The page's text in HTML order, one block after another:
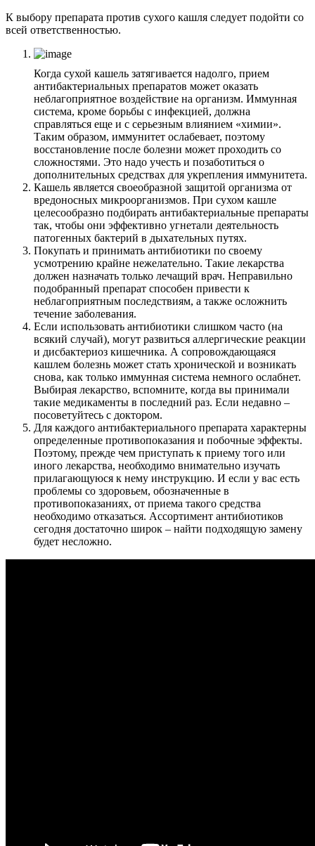
К выбору препарата против сухого кашля следует подойти со
всей ответственностью.
Когда сухой кашель затягивается надолго, прием
антибактериальных препаратов может оказать
неблагоприятное воздействие на организм. Иммунная
система, кроме борьбы с инфекцией, должна
справляться еще и с серьезным влиянием «химии».
Таким образом, иммунитет ослабевает, поэтому
восстановление после болезни может проходить со
сложностями. Это надо учесть и позаботиться о
дополнительных средствах для укрепления иммунитета.
Кашель является своеобразной защитой организма от
вредоносных микроорганизмов. При сухом кашле
целесообразно подбирать антибактериальные препараты
так, чтобы они эффективно угнетали деятельность
патогенных бактерий в дыхательных путях.
Покупать и принимать антибиотики по своему
усмотрению крайне нежелательно. Такие лекарства
должен назначать только лечащий врач. Неправильно
подобранный препарат способен привести к
неблагоприятным последствиям, а также осложнить
течение заболевания.
Если использовать антибиотики слишком часто (на
всякий случай), могут развиться аллергические реакции
и дисбактериоз кишечника. А сопровождающаяся
кашлем болезнь может стать хронической и возникать
снова, как только иммунная система немного ослабнет.
Выбирая лекарство, вспомните, когда вы принимали
такие медикаменты в последний раз. Если недавно –
посоветуйтесь с доктором.
Для каждого антибактериального препарата характерны
определенные противопоказания и побочные эффекты.
Поэтому, прежде чем приступать к приему того или
иного лекарства, необходимо внимательно изучать
прилагающуюся к нему инструкцию. И если у вас есть
проблемы со здоровьем, обозначенные в
противопоказаниях, от приема такого средства
необходимо отказаться. Ассортимент антибиотиков
сегодня достаточно широк – найти подходящую замену
будет несложно.